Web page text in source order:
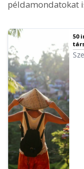
példamondatokat
50